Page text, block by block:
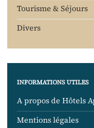
Tourisme & Séjours
Divers
INFORMATIONS UTILES
A propos de Hôtels
Mentions légales